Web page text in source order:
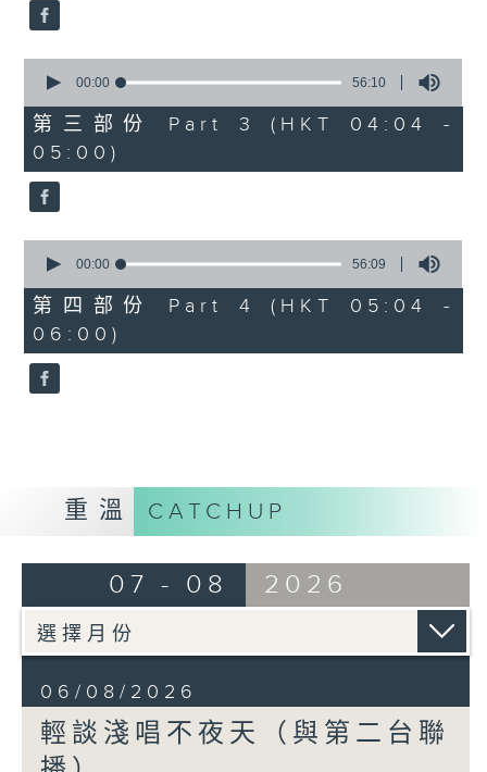
seconds
56
minutes,
10
seconds
00:00 56:10
第三部份 Part 3 (HKT 04:04 -
05:00)
seconds
56
minutes,
9
seconds
00:00 56:09
第四部份 Part 4 (HKT 05:04 -
06:00)
重溫 CATCHUP
07 - 08 2026
06/08/2026
輕談淺唱不夜天（與第二台聯